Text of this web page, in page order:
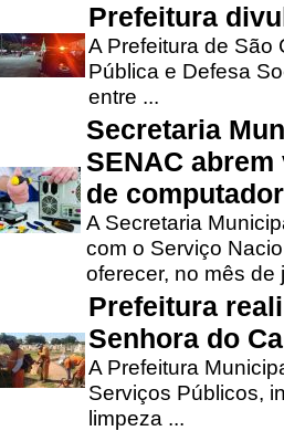
Prefeitura
A Prefeitura de São
Pública e Defesa
entre ...
Secretaria
SENAC
de
A Secretaria
com o Serviço
oferecer, no mês de
Prefeitura
Senhora do
A Prefeitura
Serviços Públicos,
limpeza ...